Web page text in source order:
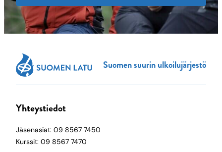
Suomen suurin ulkoilujärjestö
Yhteystiedot
Jäsenasiat: 09 8567 7450
Kurssit: 09 8567 7470